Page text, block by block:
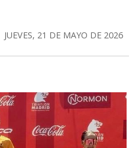
JUEVES, 21 DE MAYO DE 2026